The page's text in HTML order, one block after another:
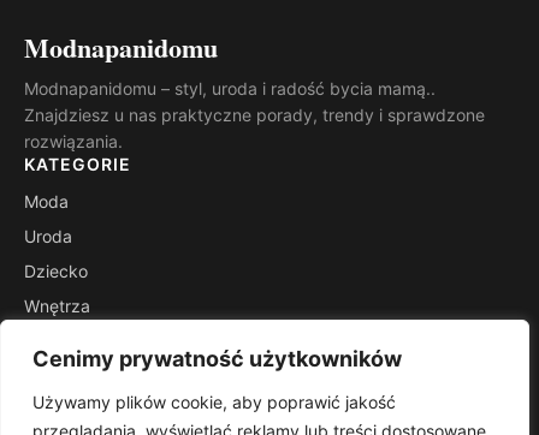
Cenimy prywatność użytkowników
Używamy plików cookie, aby poprawić jakość
przeglądania, wyświetlać reklamy lub treści dostosowane
Modnapanidomu
Modnapanidomu – styl, uroda i radość bycia mamą..
Znajdziesz u nas praktyczne porady, trendy i sprawdzone
rozwiązania.
KATEGORIE
Moda
Uroda
Dziecko
Wnętrza
INFORMACJE